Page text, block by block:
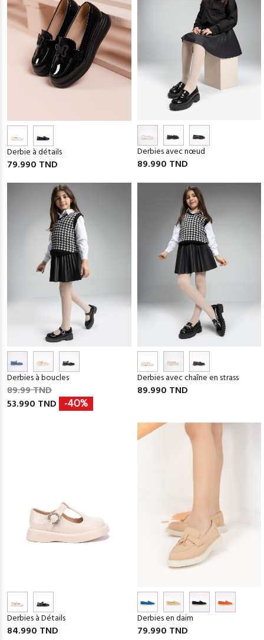
Derbie à détails
79.990 TND
Derbies avec nœud
89.990 TND
Derbies à boucles
89.99 TND
53.990 TND
-40%
Derbies avec chaîne en strass
89.990 TND
Derbies à Détails
84.990 TND
Derbies en daim
79.990 TND